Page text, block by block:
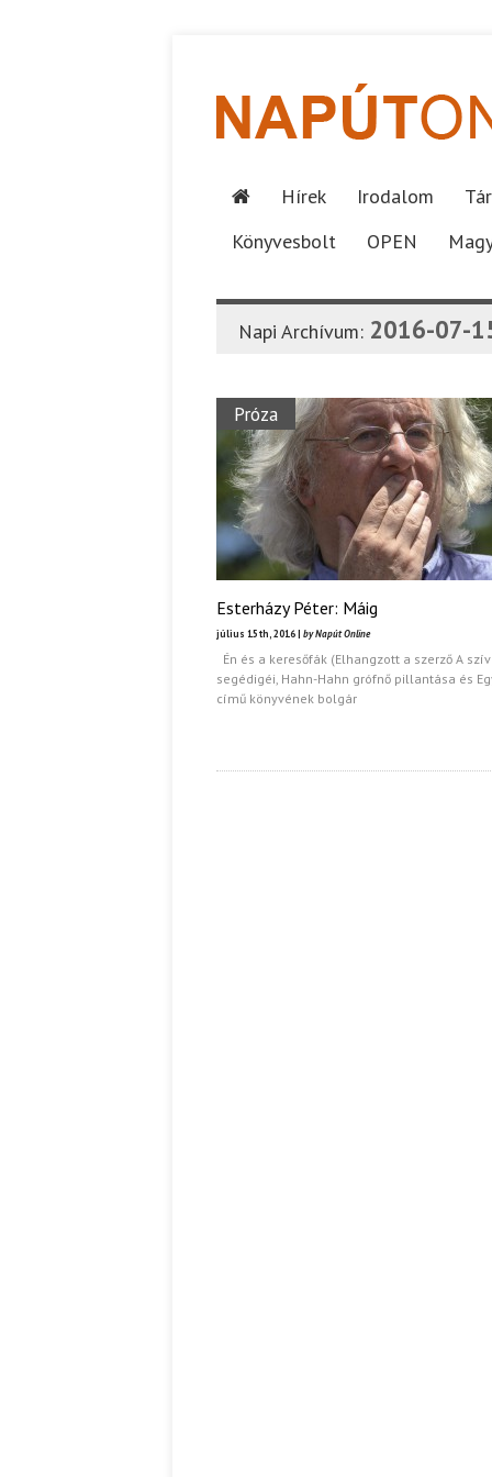
Hírek Irodalom
Könyvesbolt
OPEN
Napi Archívum: 2016-07-
Próza
Esterházy Péter: Máig
július 15th, 2016 | by Napút Online
Én és a keresőfák (Elhangzott a szerző A szív
segédigéi, Hahn-Hahn grófnő pillantása és
című könyvének bolgár